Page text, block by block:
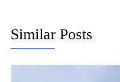
Similar Posts